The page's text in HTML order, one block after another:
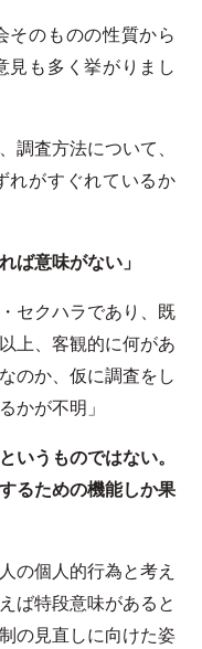
そのものの性質から
見も多く挙がりまし
調査方法について、
れがすぐれているか
ば意味がない」
セクハラであり、既
上、客観的に何があ
のか、仮に調査をし
かが不明」
いうものではない。
るための機能しか果
の個人的行為と考え
ば特段意味があると
の見直しに向けた姿